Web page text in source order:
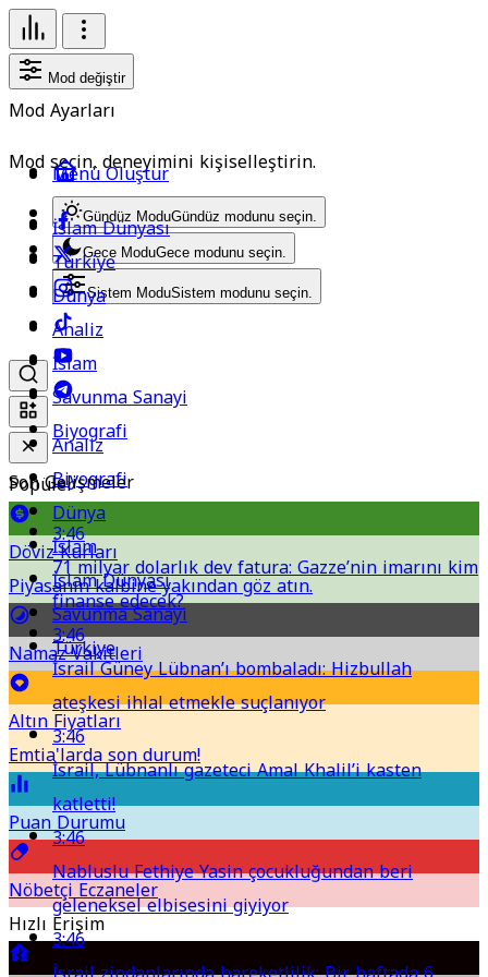
Mod değiştir
Mod Ayarları
Mod seçin, deneyimini kişiselleştirin.
Gündüz ModuGündüz modunu seçin.
Gece ModuGece modunu seçin.
Sistem ModuSistem modunu seçin.
Popüler
Döviz Kurları
Piyasanın kalbine yakından göz atın.
Namaz Vakitleri
Altın Fiyatları
Emtia'larda son durum!
Puan Durumu
Nöbetçi Eczaneler
Hızlı Erişim
Menü Oluştur
Analiz
Biyografi
Dünya
İslam
İslam Dünyası
Savunma Sanayi
Türkiye
İslam Dünyası
Türkiye
Dünya
Analiz
İslam
Savunma Sanayi
Biyografi
Son Gelişmeler
3:46
71 milyar dolarlık dev fatura: Gazze’nin imarını kim
finanse edecek?
3:46
İsrail Güney Lübnan’ı bombaladı: Hizbullah
ateşkesi ihlal etmekle suçlanıyor
3:46
İsrail, Lübnanlı gazeteci Amal Khalil’i kasten
katletti!
3:46
Nabluslu Fethiye Yasin çocukluğundan beri
geleneksel elbisesini giyiyor
3:46